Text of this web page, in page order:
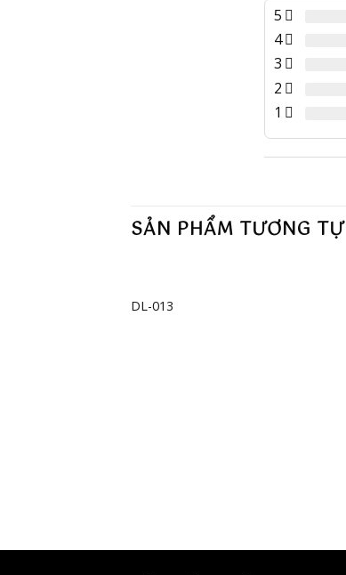
5
4
3
2
1
SẢN PHẨM TƯƠNG TỰ
DL-013